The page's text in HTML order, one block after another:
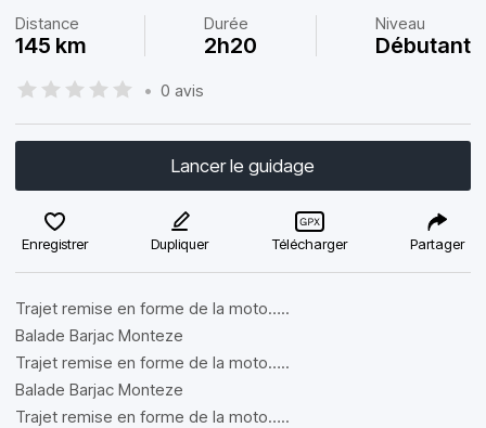
Distance
145 km
Durée
2h20
Niveau
Débutant
• 0 avis
Lancer le guidage
Enregistrer Dupliquer Télécharger Partager
Trajet remise en forme de la moto…..
Balade Barjac Monteze
Trajet remise en forme de la moto…..
Balade Barjac Monteze
Trajet remise en forme de la moto…..